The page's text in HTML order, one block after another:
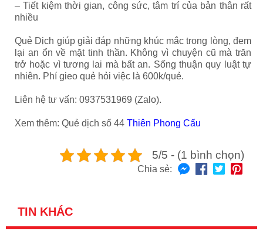
– Tiết kiệm thời gian, công sức, tâm trí của bản thân rất
nhiều
Quẻ Dịch giúp giải đáp những khúc mắc trong lòng, đem
lại an ổn về mặt tinh thần. Không vì chuyện cũ mà trăn
trở hoặc vì tương lai mà bất an. Sống thuận quy luật tự
nhiên. Phí gieo quẻ hỏi việc là 600k/quẻ.
Liên hệ tư vấn: 0937531969 (Zalo).
Xem thêm: Quẻ dịch số 44 Thiên Phong Cấu
5/5 - (1 bình chọn)
Chia sẻ:
TIN KHÁC